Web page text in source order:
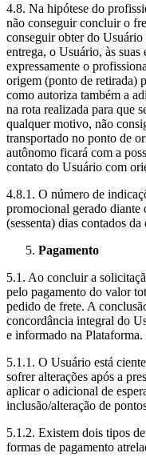
4.8. Na hipótese do
não conseguir concluir o
conseguir obter do
entrega, o Usuário, às suas
expressamente o
origem (ponto de retirada)
como autoriza também a
na rota realizada para que
qualquer motivo, não
transportado no ponto de
autônomo ficará com a
contato do Usuário com
4.8.1. O número de
promocional gerado diante
(sessenta) dias contados da
Pagamento
5.1. Ao concluir a
pelo pagamento do valor
pedido de frete. A
concordância integral do
e informado na Plataforma.
5.1.1. O Usuário está
sofrer alterações após a
aplicar o adicional de
inclusão/alteração de
5.1.2. Existem dois tipos
formas de pagamento